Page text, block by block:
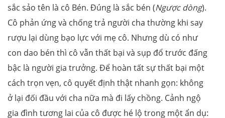
sắc sảo tên là cô Bén. Đúng là sắc bén (Ngược dòng).
Cô phản ứng và chống trả người cha thường khi say
rượu lại dùng bạo lực với mẹ cô. Nhưng dù có như
con dao bén thì cô vẫn thất bại và sụp đổ trước đấng
bậc là người gia trưởng. Để hoàn tất sự thất bại một
cách trọn vẹn, cô quyết định thật nhanh gọn: không
ở lại đối đầu với cha nữa mà đi lấy chồng. Cảnh ngộ
gia đình tương lai của cô được hé lộ trong một ẩn dụ: